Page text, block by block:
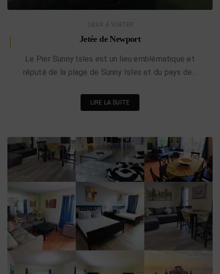
LIEUX À VISITER
Jetée de Newport
Le Pier Sunny Isles est un lieu emblématique et
réputé de la plage de Sunny Isles et du pays de…
LIRE LA SUITE